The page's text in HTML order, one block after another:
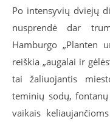
Po intensyvių dviejų
nusprendė dar
Hamburgo „Planten
reiškia „augalai ir
tai žaliuojantis
teminių sodų,
vaikais